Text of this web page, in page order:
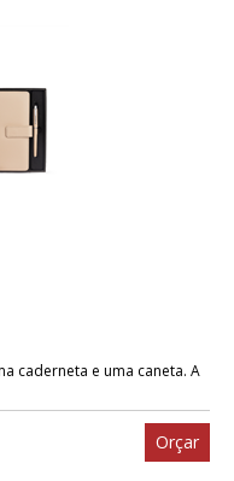
caderneta e uma caneta. A
Orçar